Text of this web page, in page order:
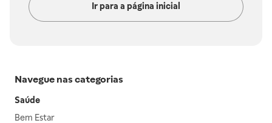
Ir para a página inicial
Navegue nas categorias
Saúde
Bem Estar